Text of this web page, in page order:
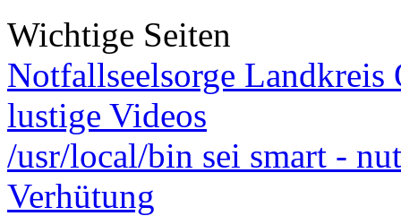
Wichtige Seiten
Notfallseelsorge Landkreis
lustige Videos
/usr/local/bin sei smart -
Verhütung